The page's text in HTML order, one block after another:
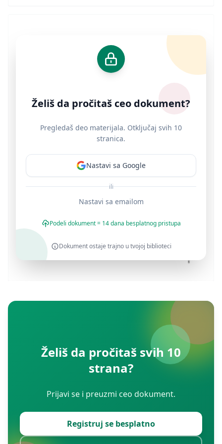
Želiš da pročitaš ceo dokument?
Pregledaš deo materijala. Otključaj svih 10
stranica.
Nastavi sa Google
ili
Nastavi sa emailom
Podeli dokument = 14 dana besplatnog pristupa
Dokument ostaje trajno u tvojoj biblioteci
Želiš da pročitaš svih 10
strana?
Prijavi se i preuzmi ceo dokument.
Registruj se besplatno